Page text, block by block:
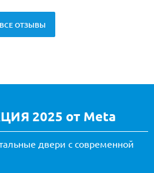
ВСЕ ОТЗЫВЫ
2025 от Meta
двери с современной